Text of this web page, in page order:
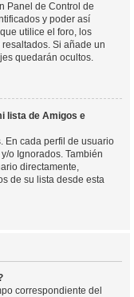
Panel de Control de
y poder así
utilice el foro, los
Si añade un
quedarán ocultos.
lista de Amigos e
En cada perfil de usuario
o Ignorados. También
directamente,
de su lista desde esta
correspondiente del